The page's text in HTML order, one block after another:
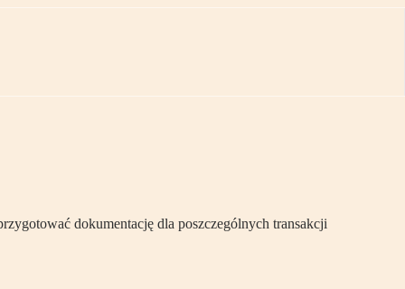
dokumentację dla poszczególnych transakcji